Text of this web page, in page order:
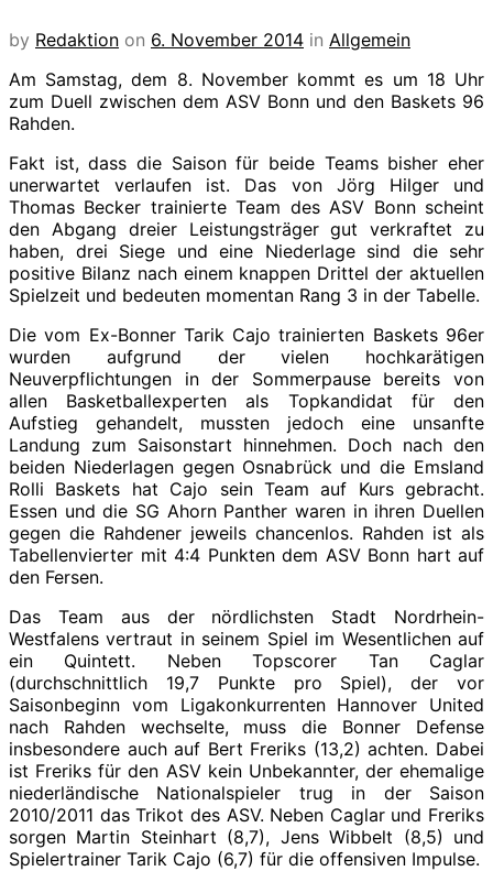
by Redaktion on 6. November 2014 in Allgemein
Am Samstag, dem 8. November kommt es um 18 Uhr
zum Duell zwischen dem ASV Bonn und den Baskets 96
Rahden.
Fakt ist, dass die Saison für beide Teams bisher eher
unerwartet verlaufen ist. Das von Jörg Hilger und
Thomas Becker trainierte Team des ASV Bonn scheint
den Abgang dreier Leistungsträger gut verkraftet zu
haben, drei Siege und eine Niederlage sind die sehr
positive Bilanz nach einem knappen Drittel der aktuellen
Spielzeit und bedeuten momentan Rang 3 in der Tabelle.
Die vom Ex-Bonner Tarik Cajo trainierten Baskets 96er
wurden aufgrund der vielen hochkarätigen
Neuverpflichtungen in der Sommerpause bereits von
allen Basketballexperten als Topkandidat für den
Aufstieg gehandelt, mussten jedoch eine unsanfte
Landung zum Saisonstart hinnehmen. Doch nach den
beiden Niederlagen gegen Osnabrück und die Emsland
Rolli Baskets hat Cajo sein Team auf Kurs gebracht.
Essen und die SG Ahorn Panther waren in ihren Duellen
gegen die Rahdener jeweils chancenlos. Rahden ist als
Tabellenvierter mit 4:4 Punkten dem ASV Bonn hart auf
den Fersen.
Das Team aus der nördlichsten Stadt Nordrhein-
Westfalens vertraut in seinem Spiel im Wesentlichen auf
ein Quintett. Neben Topscorer Tan Caglar
(durchschnittlich 19,7 Punkte pro Spiel), der vor
Saisonbeginn vom Ligakonkurrenten Hannover United
nach Rahden wechselte, muss die Bonner Defense
insbesondere auch auf Bert Freriks (13,2) achten. Dabei
ist Freriks für den ASV kein Unbekannter, der ehemalige
niederländische Nationalspieler trug in der Saison
2010/2011 das Trikot des ASV. Neben Caglar und Freriks
sorgen Martin Steinhart (8,7), Jens Wibbelt (8,5) und
Spielertrainer Tarik Cajo (6,7) für die offensiven Impulse.